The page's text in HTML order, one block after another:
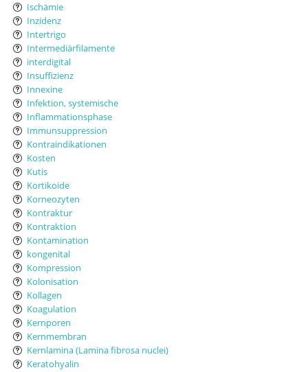
Ischämie
Inzidenz
Intertrigo
Intermediärfilamente
interdigital
Insuffizienz
Innexine
Infektion, systemische
Inflammationsphase
Immunsuppression
Kontraindikationen
Kosten
Kutis
Kortikoide
Korneozyten
Kontraktur
Kontraktion
Kontamination
kongenital
Kompression
Kolonisation
Kollagen
Koagulation
Kernporen
Kernmembran
Kernlamina (Lamina fibrosa nuclei)
Keratohyalin